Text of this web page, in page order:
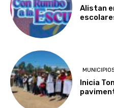
Alistan
Inicia